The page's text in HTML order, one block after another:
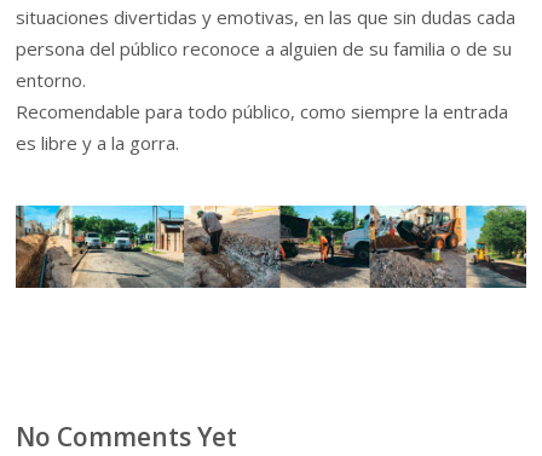
situaciones divertidas y emotivas, en las que sin dudas cada
persona del público reconoce a alguien de su familia o de su
entorno.
Recomendable para todo público, como siempre la entrada
es libre y a la gorra.
No Comments Yet